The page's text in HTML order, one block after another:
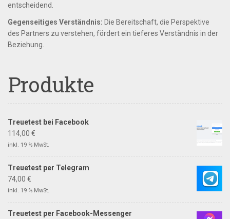
entscheidend.
Gegenseitiges Verständnis: Die Bereitschaft, die Perspektive
des Partners zu verstehen, fördert ein tieferes Verständnis in der
Beziehung.
Produkte
Treuetest bei Facebook
114,00 €
inkl. 19 % MwSt.
Treuetest per Telegram
74,00 €
inkl. 19 % MwSt.
Treuetest per Facebook-Messenger